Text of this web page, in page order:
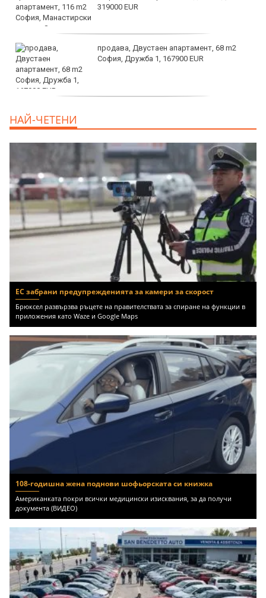
319000 EUR
продава, Двустаен апартамент, 68 m2
София, Дружба 1, 167900 EUR
НАЙ-ЧЕТЕНИ
ЕС забрани предупрежденията за камери за скорост
Брюксел развързва ръцете на правителствата за спиране на функции в
приложения като Waze и Google Maps
108-годишна жена поднови шофьорската си книжка
Американката покри всички медицински изисквания, за да получи
документа (ВИДЕО)